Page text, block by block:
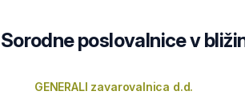
Sorodne poslovalnice v
GENERALI zavarovalnica d.d.